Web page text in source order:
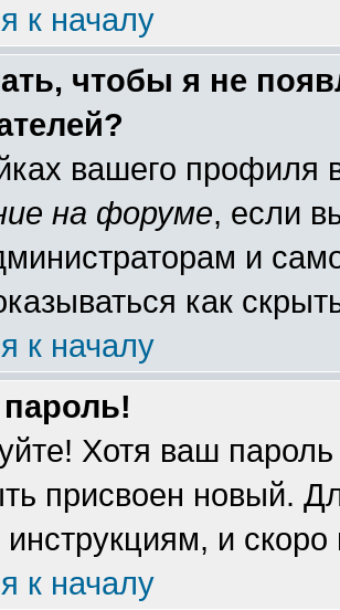
к началу
чтобы я не
вашего
на форуме, если
и
как
к началу
Хотя ваш
присвоен новый.
инструкциям, и
к началу